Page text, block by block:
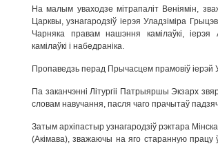
На малым уваходзе мітрапаліт Веніямін,
Царквы, узнагародзіў іерэя Уладзіміра
Чарняка правам нашэння камілаўкі,
камілаўкі і набедраніка.
Пропаведзь перад Прычасцем прамовіў іерэй
Па заканчэнні Літургіі Патрыяршы Экзарх
словам навучання, пасля чаго прачытаў
Затым архіпастыр узнагародзіў рэктара
(Акімава), зважаючы на яго старанную працу